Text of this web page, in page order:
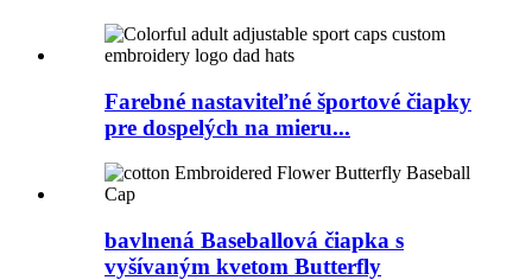
Farebné nastaviteľné športové čiapky
pre dospelých na mieru...
bavlnená Baseballová čiapka s
vyšívaným kvetom Butterfly